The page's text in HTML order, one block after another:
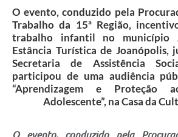
Telefones Úteis
Agenda
Ouvidoria
SIC
O evento, conduzido pela
Trabalho da 15ª Região,
trabalho infantil no município
Estância Turística de Joanópolis,
Secretaria de Assistência
participou de uma audiência
“Aprendizagem e Proteção
Adolescente”, na Casa da
O evento, conduzido pela